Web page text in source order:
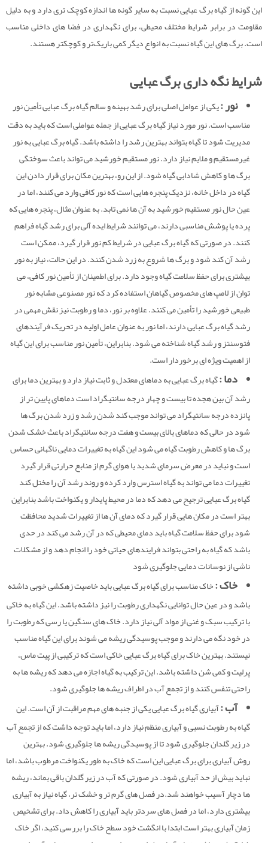
این گونه از گیاه برگ عبایی نسبت به سایر گونه ‌ها اندازه کوچک ‌تری دارد و به دلیل
مقاومت در برابر شرایط مختلف محیطی، برای نگهداری در فضا های داخلی مناسب
است. برگ‌ های این گیاه نسبت به انواع دیگر کمی باریک‌تر و کوچکتر هستند.
شرایط نگه داری برگ عبایی
نور :یکی از عوامل اصلی برای رشد بهینه و سالم گیاه برگ عبایی تأمین نور
مناسب است. نور مورد نیاز گیاه برگ عبایی از جمله عواملی است که باید به دقت
مدیریت شود تا گیاه بتواند بهترین رشد را داشته باشد. گیاه برگ عبایی به نور
غیرمستقیم و ملایم نیاز دارد. نور مستقیم خورشید می تواند باعث سوختگی
برگ ها و کاهش شادابی گیاه شود. از این رو، بهترین مکان برای قرار دادن این
گیاه در داخل خانه، نزدیک پنجره هایی است که نور کافی وارد می کنند، اما در
عین حال نور مستقیم خورشید به آن ها نمی تابد. به عنوان مثال، پنجره هایی که
پرده یا پوشش مناسبی دارند، می توانند شرایط ایده آلی برای رشد گیاه فراهم
کنند. در صورتی که گیاه برگ عبایی در شرایط کم نور قرار گیرد، ممکن است
رشد آن کند شود و برگ ها شروع به زرد شدن کنند. در این حالت، نیاز به نور
بیشتری برای حفظ سلامت گیاه وجود دارد. برای اطمینان از تأمین نور کافی، می
توان از لامپ های مخصوص گیاهان استفاده کرد که نور مصنوعی مشابه نور
طبیعی خورشید را تأمین می کنند. علاوه بر نور، دما و رطوبت نیز نقش مهمی در
رشد گیاه برگ عبایی دارند، اما نور به عنوان عامل اولیه در تحریک فرآیندهای
فتوسنتز و رشد گیاه شناخته می شود. بنابراین، تأمین نور مناسب برای این گیاه
از اهمیت ویژه ای برخوردار است.
دما :گیاه برگ عبایی به دماهای معتدل و ثابت نیاز دارد و بهترین دما برای
رشد آن بین هجده تا بیست و چهار درجه سانتیگراد است دماهای پایین تر از
پانزده درجه سانتیگراد می تواند موجب کند شدن رشد و زرد شدن برگ ها
شود در حالی که دماهای بالای بیست و هفت درجه سانتیگراد باعث خشک شدن
برگ ها و کاهش رطوبت گیاه می شود این گیاه به تغییرات دمایی ناگهانی حساس
است و نباید در معرض سرمای شدید یا هوای گرم از منابع حرارتی قرار گیرد
تغییرات دما می تواند به گیاه استرس وارد کرده و روند رشد آن را مختل کند
گیاه برگ عبایی ترجیح می دهد که دما در محیط پایدار و یکنواخت باشد بنابراین
بهتر است در مکان هایی قرار گیرد که دمای آن ها از تغییرات شدید محافظت
شود برای حفظ سلامت گیاه باید دمای محیطی که در آن رشد می کند در حدی
باشد که گیاه به راحتی بتواند فرایندهای حیاتی خود را انجام دهد و از مشکلات
ناشی از نوسانات دمایی جلوگیری شود
خاک :خاک مناسب برای گیاه برگ عبایی باید خاصیت زهکشی خوبی داشته
باشد و در عین حال توانایی نگهداری رطوبت را نیز داشته باشد. این گیاه به خاکی
با ترکیب سبک و غنی از مواد آلی نیاز دارد. خاک های سنگین یا رسی که رطوبت را
در خود نگه می دارند و موجب پوسیدگی ریشه می شوند برای این گیاه مناسب
نیستند. بهترین خاک برای گیاه برگ عبایی خاکی است که ترکیبی از پیت ماس،
پرلیت و کمی شن داشته باشد. این ترکیب به گیاه اجازه می دهد که ریشه ها به
راحتی تنفس کنند و از تجمع آب در اطراف ریشه ها جلوگیری شود.
آب :آبیاری گیاه برگ عبایی یکی از جنبه های مهم مراقبت از آن است. این
گیاه به رطوبت نسبی و آبیاری منظم نیاز دارد، اما باید توجه داشت که از تجمع آب
در زیر گلدان جلوگیری شود تا از پوسیدگی ریشه ها جلوگیری شود. بهترین
روش آبیاری برای برگ عبایی این است که خاک به طور یکنواخت مرطوب باشد، اما
نباید بیش از حد آبیاری شود. در صورتی که آب در زیر گلدان باقی بماند، ریشه
ها دچار آسیب خواهند شد.در فصل های گرم تر و خشک تر، گیاه نیاز به آبیاری
بیشتری دارد، اما در فصل های سردتر باید آبیاری را کاهش داد. برای تشخیص
زمان آبیاری بهتر است ابتدا با انگشت خود سطح خاک را بررسی کنید، اگر خاک